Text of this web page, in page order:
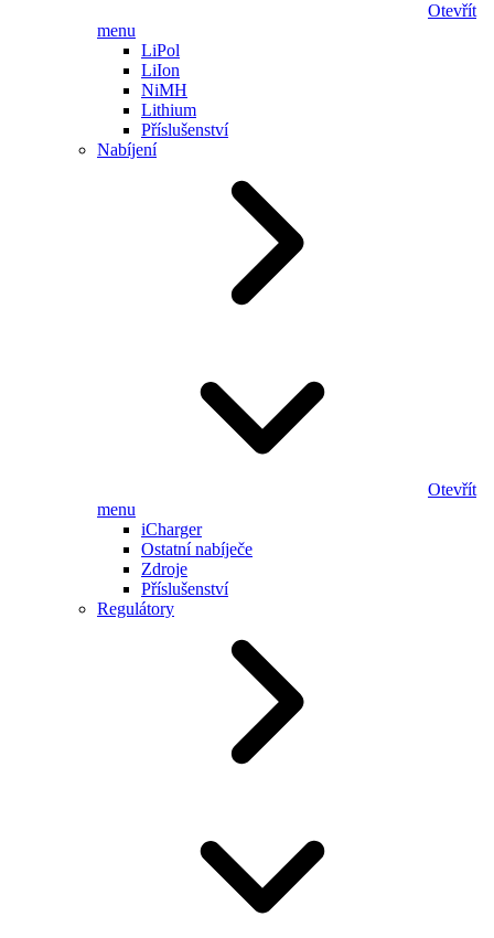
Otevřít
menu
LiPol
LiIon
NiMH
Lithium
Příslušenství
Nabíjení
Otevřít
menu
iCharger
Ostatní nabíječe
Zdroje
Příslušenství
Regulátory